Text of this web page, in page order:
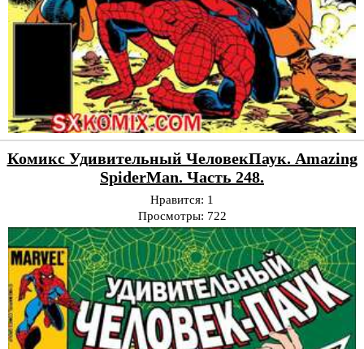
Комикс Удивительный ЧеловекПаук. Amazing
SpiderMan. Часть 248.
Нравится: 1
Просмотры: 722